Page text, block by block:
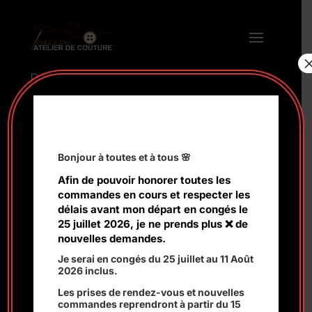
Remaillages de pulls et tricots
Bonjour à toutes et à tous🌸
Afin de pouvoir honorer toutes les
commandes en cours et respecter les
délais avant mon départ en congés le
25 juillet 2026, je ne prends plus❌de
nouvelles demandes.
Je serai en congés du 25 juillet au 11 Août
2026 inclus.
Les prises de rendez-vous et nouvelles
commandes reprendront à partir du 15